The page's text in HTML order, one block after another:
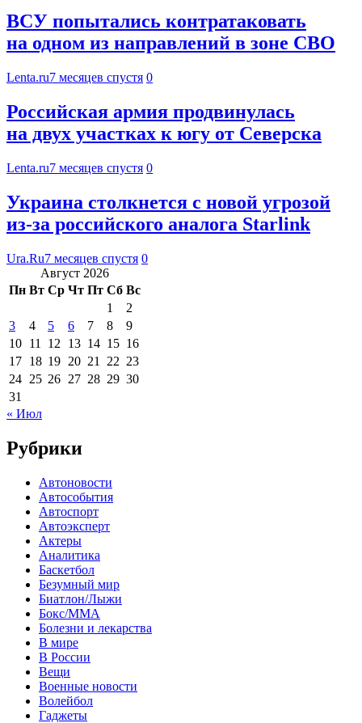
ВСУ попытались контратаковать
на одном из направлений в зоне СВО
Lenta.ru7 месяцев спустя 0
Российская армия продвинулась
на двух участках к югу от Северска
Lenta.ru7 месяцев спустя 0
Украина столкнется с новой угрозой
из-за российского аналога Starlink
Ura.Ru7 месяцев спустя 0
Август 2026
Пн Вт Ср Чт Пт Сб Вс
1
2
3
4 5 6 7 8
9
10 11 12 13 14 15 16
17 18 19 20 21 22 23
24 25 26 27 28 29 30
31
« Июл
Рубрики
Автоновости
Автособытия
Автоспорт
Автоэксперт
Актеры
Аналитика
Баскетбол
Безумный мир
Биатлон/Лыжи
Бокс/MMA
Болезни и лекарства
В мире
В России
Вещи
Военные новости
Волейбол
Гаджеты